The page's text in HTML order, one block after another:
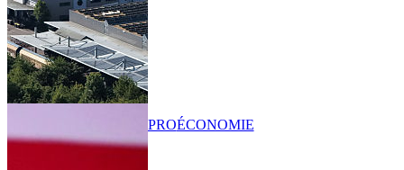
PROÉCONOMIE